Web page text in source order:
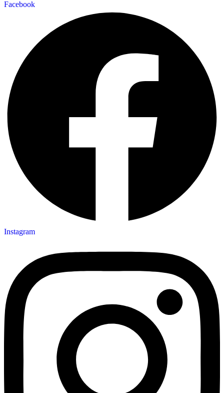
Facebook
Instagram